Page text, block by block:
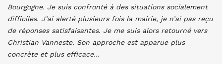
Bourgogne. Je suis confronté à des situations socialement
difficiles. J’ai alerté plusieurs fois la mairie, je n’ai pas reçu
de réponses satisfaisantes. Je me suis alors retourné vers
Christian Vanneste. Son approche est apparue plus
concrète et plus efficace…